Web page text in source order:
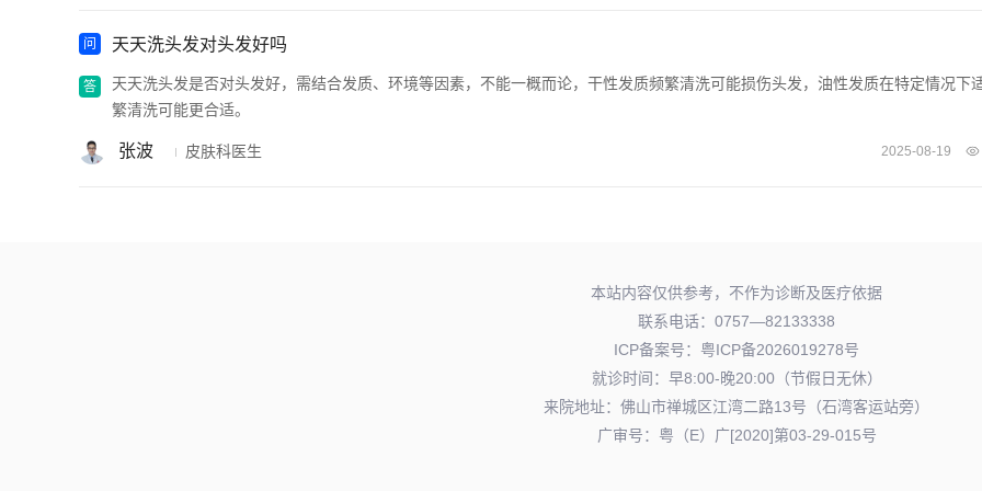
天天洗头发对头发好吗
天天洗头发是否对头发好，需结合发质、环境等因素，不能一概而论，干性发质频繁清洗可能损伤头发，油性发质在特定情况下
繁清洗可能更合适。
张波 皮肤科医生 2025-08-19
本站内容仅供参考，不作为诊断及医疗依据
联系电话：0757—82133338
ICP备案号： 粤ICP备2026019278号
就诊时间：早8:00-晚20:00（节假日无休）
来院地址：佛山市禅城区江湾二路13号（石湾客运站旁）
广审号：粤（E）广[2020]第03-29-015号